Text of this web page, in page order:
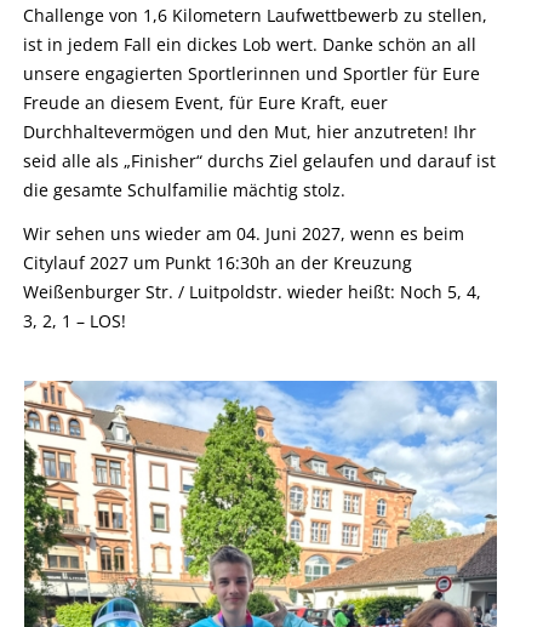
Challenge von 1,6 Kilometern Laufwettbewerb zu stellen,
ist in jedem Fall ein dickes Lob wert. Danke schön an all
unsere engagierten Sportlerinnen und Sportler für Eure
Freude an diesem Event, für Eure Kraft, euer
Durchhaltevermögen und den Mut, hier anzutreten! Ihr
seid alle als „Finisher“ durchs Ziel gelaufen und darauf ist
die gesamte Schulfamilie mächtig stolz.
Wir sehen uns wieder am 04. Juni 2027, wenn es beim
Citylauf 2027 um Punkt 16:30h an der Kreuzung
Weißenburger Str. / Luitpoldstr. wieder heißt: Noch 5, 4,
3, 2, 1 – LOS!